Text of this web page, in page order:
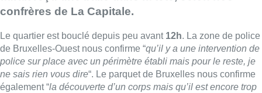
confrères de La Capitale.
Le quartier est bouclé depuis peu avant 12h. La zone de police
de Bruxelles-Ouest nous confirme “qu’il y a une intervention de
police sur place avec un périmètre établi mais pour le reste, je
ne sais rien vous dire“. Le parquet de Bruxelles nous confirme
également “la découverte d’un corps mais qu’il est encore trop